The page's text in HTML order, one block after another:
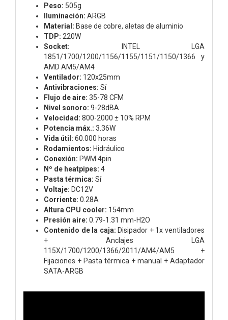
Peso: 505g
Iluminación: ARGB
Material: Base de cobre, aletas de aluminio
TDP: 220W
Socket:
INTEL LGA
1851/1700/1200/1156/1155/1151/1150/1366 y
AMD AM5/AM4
Ventilador: 120x25mm
Antivibraciones: Sí
Flujo de aire: 35-78 CFM
Nivel sonoro: 9-28dBA
Velocidad: 800-2000 ± 10% RPM
Potencia máx.: 3.36W
Vida útil: 60.000 horas
Rodamientos: Hidráulico
Conexión: PWM 4pin
Nº de heatpipes: 4
Pasta térmica: Sí
Voltaje: DC12V
Corriente: 0.28A
Altura CPU cooler: 154mm
Presión aire: 0.79-1.31 mm-H2O
Contenido de la caja: Disipador + 1x ventiladores
+ Anclajes LGA
115X/1700/1200/1366/2011/AM4/AM5 +
Fijaciones + Pasta térmica + manual + Adaptador
SATA-ARGB